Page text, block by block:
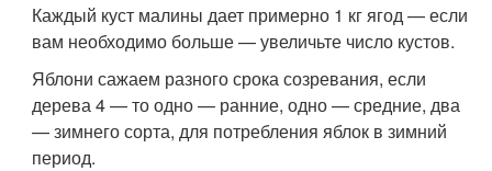
Каждый куст малины дает примерно 1 кг ягод — если
вам необходимо больше — увеличьте число кустов.
Яблони сажаем разного срока созревания, если
дерева 4 — то одно — ранние, одно — средние, два
— зимнего сорта, для потребления яблок в зимний
период.